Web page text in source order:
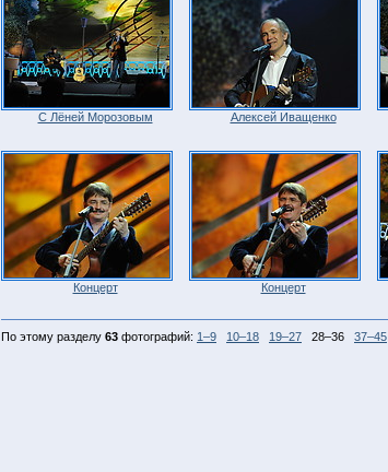
С Лёней Морозовым Алексей Иващенко
Концерт Концерт
По этому разделу 63 фотографий: 1–9 10–18 19–27 28–36 37–45